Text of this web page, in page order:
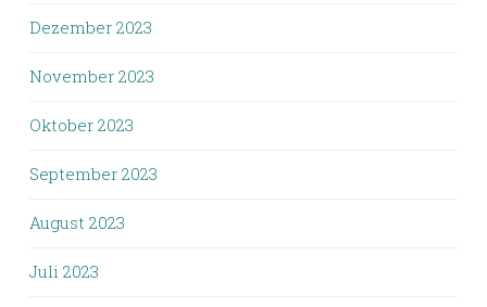
Dezember 2023
November 2023
Oktober 2023
September 2023
August 2023
Juli 2023